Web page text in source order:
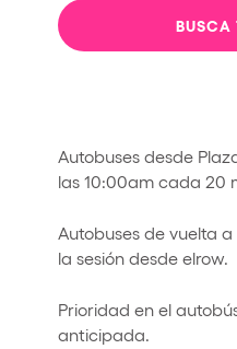
BUSCA
Autobuses desde
las 10:00am cada 20
Autobuses de vuelta
la sesión desde elrow.
Prioridad en el
anticipada.